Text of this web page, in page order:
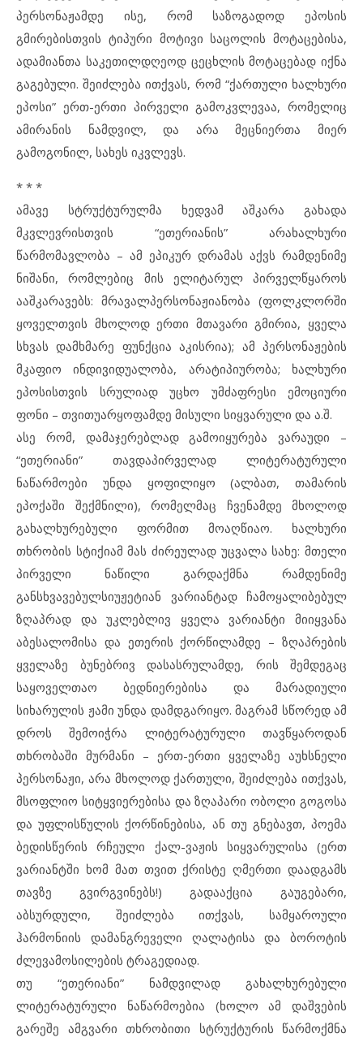
პერსონაჟამდე ისე, რომ საზოგადოდ ეპოსის
გმირებისთვის ტიპური მოტივი საცოლის მოტაცებისა,
ადამიანთა საკეთილდღეოდ ცეცხლის მოტაცებად იქნა
გაგებული. შეიძლება ითქვას, რომ “ქართული ხალხური
ეპოსი” ერთ-ერთი პირველი გამოკვლევაა, რომელიც
ამირანის ნამდვილ, და არა მეცნიერთა მიერ
გამოგონილ, სახეს იკვლევს.
* * *
ამავე სტრუქტურულმა ხედვამ აშკარა გახადა
მკვლევრისთვის “ეთერიანის” არახალხური
წარმომავლობა – ამ ეპიკურ დრამას აქვს რამდენიმე
ნიშანი, რომლებიც მის ელიტარულ პირველწყაროს
ააშკარავებს: მრავალპერსონაჟიანობა (ფოლკლორში
ყოველთვის მხოლოდ ერთი მთავარი გმირია, ყველა
სხვას დამხმარე ფუნქცია აკისრია); ამ პერსონაჟების
მკაფიო ინდივიდუალობა, არატიპიურობა; ხალხური
ეპოსისთვის სრულიად უცხო უმძაფრესი ემოციური
ფონი – თვითუარყოფამდე მისული სიყვარული და ა.შ.
ასე რომ, დამაჯერებლად გამოიყურება ვარაუდი –
“ეთერიანი” თავდაპირველად ლიტერატურული
ნაწარმოები უნდა ყოფილიყო (ალბათ, თამარის
ეპოქაში შექმნილი), რომელმაც ჩვენამდე მხოლოდ
გახალხურებული ფორმით მოაღწიაო. ხალხური
თხრობის სტიქიამ მას ძირეულად უცვალა სახე: მთელი
პირველი ნაწილი გარდაქმნა რამდენიმე
განსხვავებულსიუჟეტიან ვარიანტად ჩამოყალიბებულ
ზღაპრად და უკლებლივ ყველა ვარიანტი მიიყვანა
აბესალომისა და ეთერის ქორწილამდე – ზღაპრების
ყველაზე ბუნებრივ დასასრულამდე, რის შემდეგაც
საყოველთაო ბედნიერებისა და მარადიული
სიხარულის ჟამი უნდა დამდგარიყო. მაგრამ სწორედ ამ
დროს შემოიჭრა ლიტერატურული თავწყაროდან
თხრობაში მურმანი – ერთ-ერთი ყველაზე აუხსნელი
პერსონაჟი, არა მხოლოდ ქართული, შეიძლება ითქვას,
მსოფლიო სიტყვიერებისა და ზღაპარი ობოლი გოგოსა
და უფლისწულის ქორწინებისა, ან თუ გნებავთ, პოემა
ბედისწერის რჩეული ქალ-ვაჟის სიყვარულისა (ერთ
ვარიანტში ხომ მათ თვით ქრისტე ღმერთი დაადგამს
თავზე გვირგვინებს!) გადააქცია გაუგებარი,
აბსურდული, შეიძლება ითქვას, სამყაროული
ჰარმონიის დამანგრეველი ღალატისა და ბოროტის
ძლევამოსილების ტრაგედიად.
თუ “ეთერიანი” ნამდვილად გახალხურებული
ლიტერატურული ნაწარმოებია (ხოლო ამ დაშვების
გარეშე ამგვარი თხრობითი სტრუქტურის წარმოქმნა